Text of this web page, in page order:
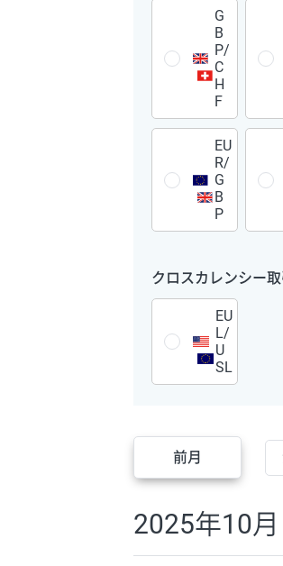
G
B
P/
C
H
F
EU
R/
G
B
P
クロスカレンシー取
EU
L/
U
SL
前月
2025年10月